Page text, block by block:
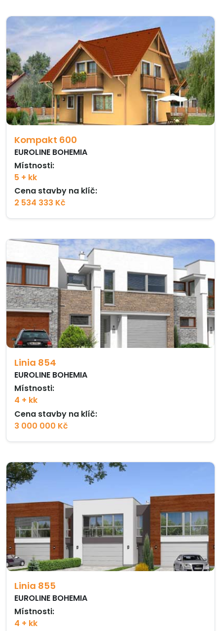
Kompakt 600
EUROLINE BOHEMIA
Místnosti:
5 + kk
Cena stavby na klíč:
2 534 333 Kč
Linia 854
EUROLINE BOHEMIA
Místnosti:
4 + kk
Cena stavby na klíč:
3 000 000 Kč
Linia 855
EUROLINE BOHEMIA
Místnosti:
4 + kk